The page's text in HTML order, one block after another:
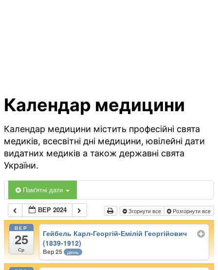
Календар медицини
Календар медицини містить професійні свята
медиків, всесвітні дні медицини, ювілейні дати
видатних медиків а також державні свята
України.
Пам'ятні дати
ВЕР 2024 Згорнути все Розгорнути все
ВЕР
25
Ср
Гейбель Карл-Георгій-Емілій Георгійович
(1839-1912)
Вер 25 день